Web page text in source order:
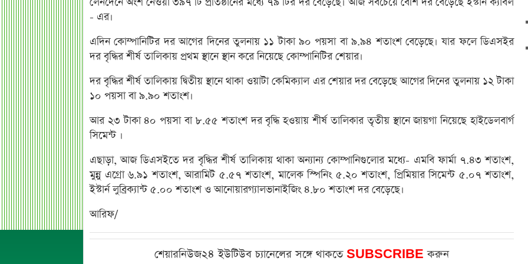
- এর।
এদিন কোম্পানিটির দর আগের দিনের তুলনায় ১১ টাকা ৯০ পয়সা বা ৯.৯৪ শতাংশ বেড়েছে। যার ফলে ডিএসইর
দর বৃদ্ধির শীর্ষ তালিকায় প্রথম স্থানে স্থান করে নিয়েছে কোম্পানিটির শেয়ার।
দর বৃদ্ধির শীর্ষ তালিকায় দ্বিতীয় স্থানে থাকা ওয়াটা কেমিক্যাল এর শেয়ার দর বেড়েছে আগের দিনের তুলনায় ১২ টাকা
১০ পয়সা বা ৯.৯০ শতাংশ।
আর ২৩ টাকা ৪০ পয়সা বা ৮.৫৫ শতাংশ দর বৃদ্ধি হওয়ায় শীর্ষ তালিকার তৃতীয় স্থানে জায়গা নিয়েছে হাইডেলবার্গ
সিমেন্ট ।
এছাড়া, আজ ডিএসইতে দর বৃদ্ধির শীর্ষ তালিকায় থাকা অন্যান্য কোম্পানিগুলোর মধ্যে- এমবি ফার্মা ৭.৪৩ শতাংশ,
মুন্নু এগ্রো ৬.৯১ শতাংশ, আরামিট ৫.৫৭ শতাংশ, মালেক স্পিনিং ৫.২০ শতাংশ, প্রিমিয়ার সিমেন্ট ৫.০৭ শতাংশ,
ইস্টার্ন লুব্রিক্যান্ট ৫.০০ শতাংশ ও আনোয়ারগ্যালভানাইজিং ৪.৮০ শতাংশ দর বেড়েছে।
আরিফ/
শেয়ারনিউজ২৪ ইউটিউব চ্যানেলের সঙ্গে থাকতে SUBSCRIBEকরুন